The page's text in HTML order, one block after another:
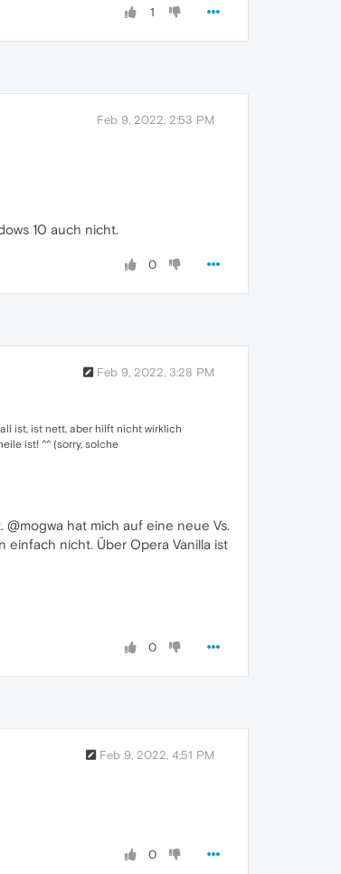
1
Feb 9, 2022, 2:53 PM
10 auch nicht.
0
Feb 9, 2022, 3:28 PM
ist, ist nett, aber hilft nicht wirklich
ist! ^^ (sorry, solche
hat mich auf eine neue Vs.
einfach nicht. Über Opera Vanilla ist
0
Feb 9, 2022, 4:51 PM
0